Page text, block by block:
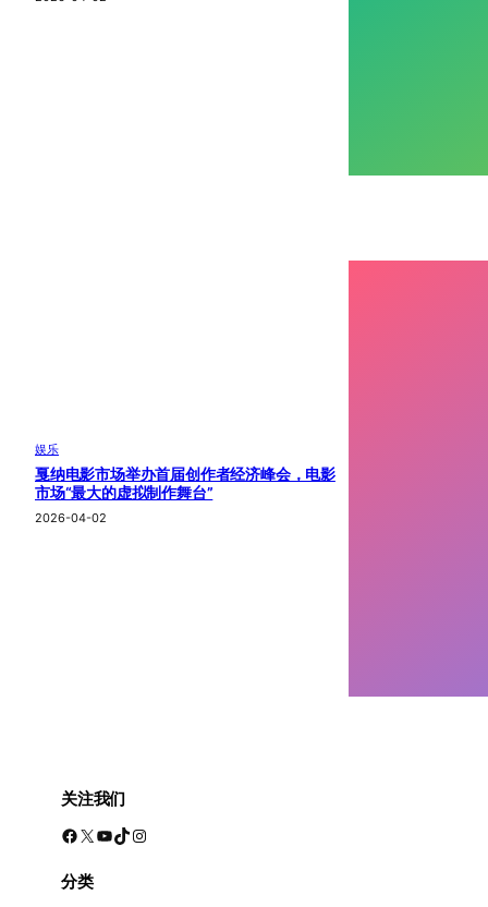
娱乐
戛纳电影市场举办首届创作者经济峰会，电影
市场“最大的虚拟制作舞台”
2026-04-02
关注我们
Facebook X YouTube TikTok Instagram
分类